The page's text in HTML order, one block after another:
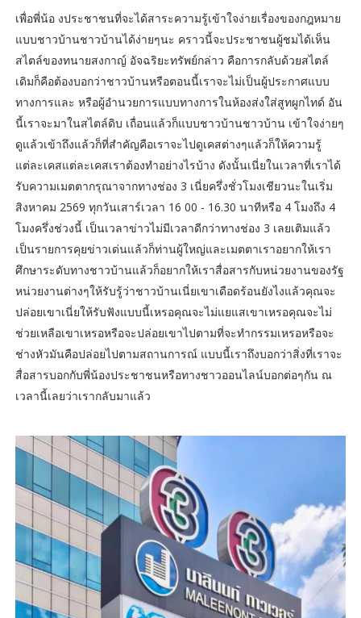
เพื่อพี่น้อ งประชาชนที่จะได้สาระความรู้เข้าใจง่ายเรื่องของกฎหมาย
แบบชาวบ้านชาวบ้านได้ง่ายๆนะ คราวนี้จะประชาชนผู้ชมได้เห็น
สไตล์ของทนายสงกาญ์ อัจฉริยะทรัพย์กล่าว คือการกลับด้วยสไตล์
เดิมก็คือต้องบอกว่าชาวบ้านหรือตอนนี้เราจะไม่เป็นผู้ประกาศแบบ
ทางการและ หรือผู้อำนวยการแบบทางการในห้องส่งใส่สูทผูกไทด์ อัน
นี้เราจะมาในสไตล์ดิบ เถื่อนแล้วก็แบบชาวบ้านชาวบ้าน เข้าใจง่ายๆ
ดูแล้วเข้าถึงแล้วก็ที่สำคัญคือเราจะไปดูเคสต่างๆแล้วก็ให้ความรู้
แต่ละเคสแต่ละเคสเราต้องทำอย่างไรบ้าง ดังนั้นเนี่ยในเวลาที่เราได้
รับความเมตตากรุณาจากทางช่อง 3 เนี่ยครึ่งชั่วโมงเชียวนะในเริ่ม
สิงหาคม 2569 ทุกวันเสาร์เวลา 16 00 - 16.30 นาทีหรือ 4 โมงถึง 4
โมงครึ่งช่วงนี้ เป็นเวลาข่าวไม่มีเวลาดีกว่าทางช่อง 3 เลยเติมแล้ว
เป็นรายการคุยข่าวเด่นแล้วก็ท่านผู้ใหญ่และเมตตาเราอยากให้เรา
ศึกษาระดับทางชาวบ้านแล้วก็อยากให้เราสื่อสารกับหน่วยงานของรัฐ
หน่วยงานต่างๆให้รับรู้ว่าชาวบ้านเนี่ยเขาเดือดร้อนยังไงแล้วคุณจะ
ปล่อยเขาเนี่ยให้รับฟังแบบนี้เหรอคุณจะไม่แยแสเขาเหรอคุณจะไม่
ช่วยเหลือเขาเหรอหรือจะปล่อยเขาไปตามที่จะทำกรรมเหรอหรือจะ
ช่างหัวมันคือปล่อยไปตามสถานการณ์ แบบนี้เราถึงบอกว่าสิ่งที่เราจะ
สื่อสารบอกกับพี่น้องประชาชนหรือทางชาวออนไลน์บอกต่อๆกัน ณ
เวลานี้เลยว่าเรากลับมาแล้ว